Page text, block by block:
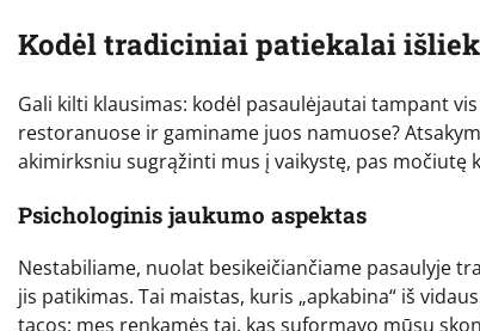
Kodėl tradiciniai patiekalai
Gali kilti klausimas: kodėl pasaulėjautai tampant
restoranuose ir gaminame juos namuose?
akimirksniu sugrąžinti mus į vaikystę, pas močiutę
Psichologinis jaukumo aspektas
Nestabiliame, nuolat besikeičiančiame pasaulyje
jis patikimas. Tai maistas, kuris „apkabina“ iš
tacos; mes renkamės tai, kas suformavo mūsų